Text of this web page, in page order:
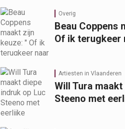
Overig
Beau Coppens
Of ik terugkeer
Artiesten in Vlaanderen
Will Tura
Steeno met